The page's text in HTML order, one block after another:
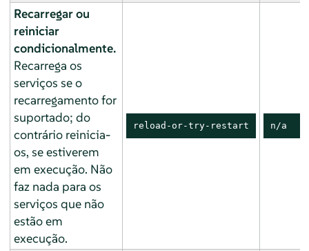
Recarregar ou
reiniciar
condicionalmente.
Recarrega os
serviços se o
recarregamento for
suportado; do
contrário reinicia-
os, se estiverem
em execução. Não
faz nada para os
serviços que não
estão em
execução.
reload-or-try-restart n/a